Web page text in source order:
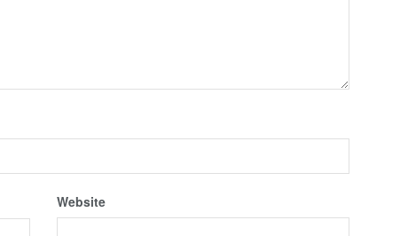
Website